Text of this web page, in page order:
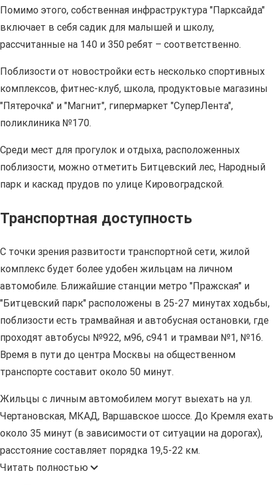
Помимо этого, собственная инфраструктура "Парксайда"
включает в себя садик для малышей и школу,
рассчитанные на 140 и 350 ребят – соответственно.
Поблизости от новостройки есть несколько спортивных
комплексов, фитнес-клуб, школа, продуктовые магазины
"Пятерочка" и "Магнит", гипермаркет "СуперЛента",
поликлиника №170.
Среди мест для прогулок и отдыха, расположенных
поблизости, можно отметить Битцевский лес, Народный
парк и каскад прудов по улице Кировоградской.
Транспортная доступность
С точки зрения развитости транспортной сети, жилой
комплекс будет более удобен жильцам на личном
автомобиле. Ближайшие станции метро "Пражская" и
"Битцевский парк" расположены в 25-27 минутах ходьбы,
поблизости есть трамвайная и автобусная остановки, где
проходят автобусы №922, м96, с941 и трамваи №1, №16.
Время в пути до центра Москвы на общественном
транспорте составит около 50 минут.
Жильцы с личным автомобилем могут выехать на ул.
Чертановская, МКАД, Варшавское шоссе. До Кремля ехать
около 35 минут (в зависимости от ситуации на дорогах),
расстояние составляет порядка 19,5-22 км.
Читать полностью